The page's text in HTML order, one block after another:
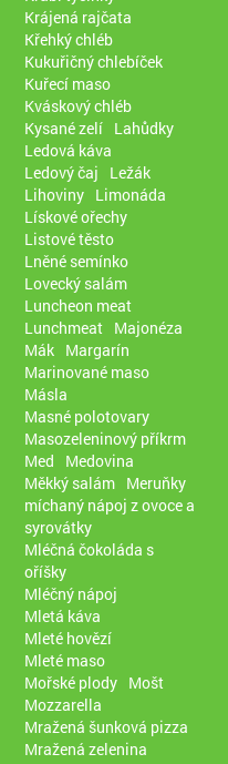
Krájená rajčata
Křehký chléb
Kukuřičný chlebíček
Kuřecí maso
Kváskový chléb
Kysané zelí Lahůdky
Ledová káva
Ledový čaj
Ležák
Lihoviny Limonáda
Lískové ořechy
Listové těsto
Lněné semínko
Lovecký salám
Luncheon meat
Lunchmeat Majonéza
Mák Margarín
Marinované maso
Másla
Masné polotovary
Masozeleninový příkrm
Med
Medovina
Měkký salám Meruňky
míchaný nápoj z ovoce a
syrovátky
Mléčná čokoláda s
oříšky
Mléčný nápoj
Mletá káva
Mleté hovězí
Mleté maso
Mořské plody Mošt
Mozzarella
Mražená šunková pizza
Mražená zelenina